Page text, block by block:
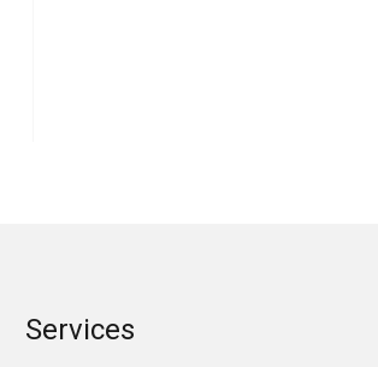
Services